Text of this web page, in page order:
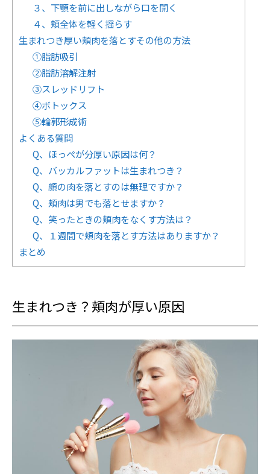
３、下顎を前に出しながら口を開く
４、頬全体を軽く揺らす
生まれつき厚い頬肉を落とすその他の方法
①脂肪吸引
②脂肪溶解注射
③スレッドリフト
④ボトックス
⑤輪郭形成術
よくある質問
Q、ほっぺが分厚い原因は何？
Q、バッカルファットは生まれつき？
Q、顔の肉を落とすのは無理ですか？
Q、頬肉は男でも落とせますか？
Q、笑ったときの頬肉をなくす方法は？
Q、１週間で頬肉を落とす方法はありますか？
まとめ
生まれつき？頬肉が厚い原因